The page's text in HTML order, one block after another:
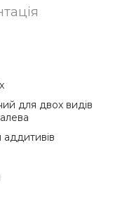
для двох видів